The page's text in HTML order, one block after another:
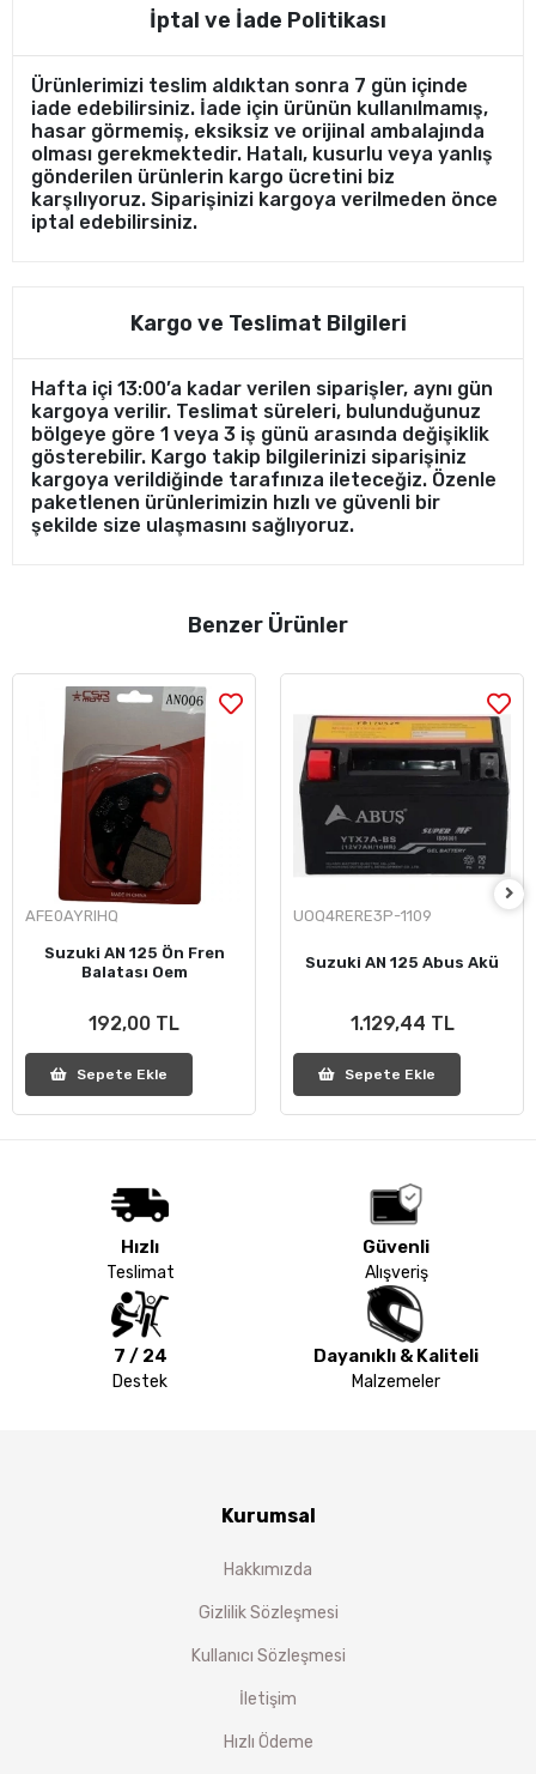
İptal ve İade Politikası
Ürünlerimizi teslim aldıktan sonra 7 gün içinde
iade edebilirsiniz. İade için ürünün kullanılmamış,
hasar görmemiş, eksiksiz ve orijinal ambalajında
olması gerekmektedir. Hatalı, kusurlu veya yanlış
gönderilen ürünlerin kargo ücretini biz
karşılıyoruz. Siparişinizi kargoya verilmeden önce
iptal edebilirsiniz.
Kargo ve Teslimat Bilgileri
Hafta içi 13:00’a kadar verilen siparişler, aynı gün
kargoya verilir. Teslimat süreleri, bulunduğunuz
bölgeye göre 1 veya 3 iş günü arasında değişiklik
gösterebilir. Kargo takip bilgilerinizi siparişiniz
kargoya verildiğinde tarafınıza ileteceğiz. Özenle
paketlenen ürünlerimizin hızlı ve güvenli bir
şekilde size ulaşmasını sağlıyoruz.
Benzer Ürünler
AFE0AYRIHQ
Suzuki AN 125 Ön Fren
Balatası Oem
192,00 TL
Sepete Ekle
UOQ4RERE3P-1109
Suzuki AN 125 Abus Akü
1.129,44 TL
Sepete Ekle
Hızlı
Teslimat
Güvenli
Alışveriş
7 / 24
Destek
Dayanıklı & Kaliteli
Malzemeler
Kurumsal
Hakkımızda
Gizlilik Sözleşmesi
Kullanıcı Sözleşmesi
İletişim
Hızlı Ödeme